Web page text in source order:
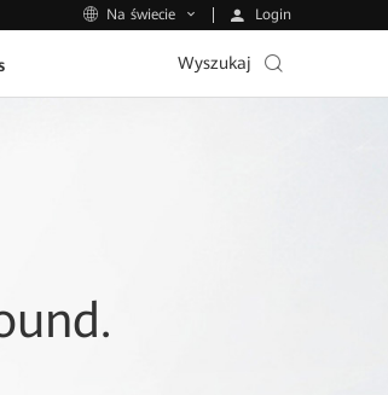
Na świecie Login
Wyszukaj